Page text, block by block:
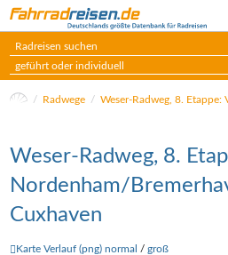
geführt oder individuell
Radwege
Weser-Radweg, 8.
Nordenham/
Cuxhaven
Karte Verlauf (png) normal /groß